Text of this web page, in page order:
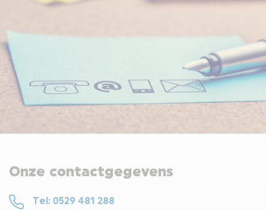
LIGIER GROUP
CONTACT
Onze contactgegevens
Tel: 0529 481 288